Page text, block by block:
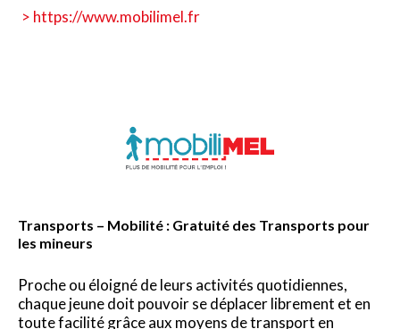
> https://www.mobilimel.fr
Transports – Mobilité : Gratuité des Transports pour
les mineurs
Proche ou éloigné de leurs activités quotidiennes,
chaque jeune doit pouvoir se déplacer librement et en
toute facilité grâce aux moyens de transport en